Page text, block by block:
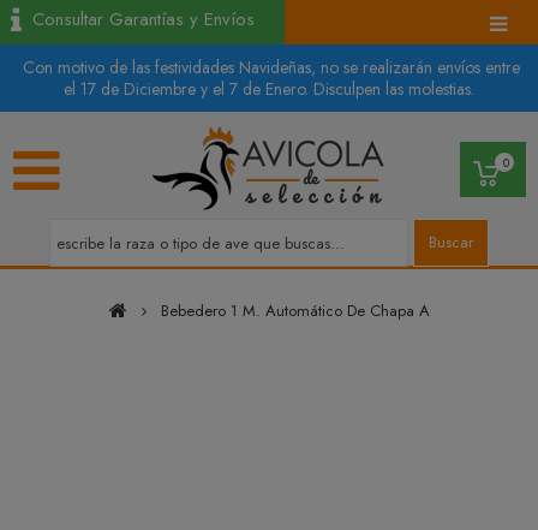
Con motivo de las festividades Navideñas, no se realizarán envíos entre
el 17 de Diciembre y el 7 de Enero. Disculpen las molestias.
0
Consultar Garantías y Envíos
Buscar
Bebedero 1 M. Automático De Chapa A